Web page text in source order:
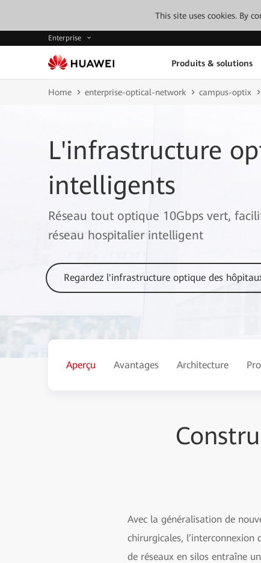
This site uses cookies. By
Enterprise
Produits & solutions
Home enterprise-optical-network campus-optix
L'infrastructure
intelligents
Réseau tout optique 10Gbps vert,
réseau hospitalier intelligent
Regardez l'infrastructure optique des
Aperçu Avantages Architecture
Avec la généralisation de
chirurgicales,
de réseaux en silos entraîne